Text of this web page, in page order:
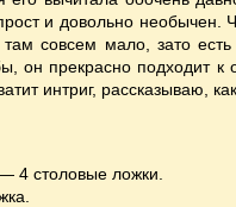
и довольно необычен.
совсем мало, зато
он прекрасно подходит к
интриг, рассказываю, как
4 столовые ложки.